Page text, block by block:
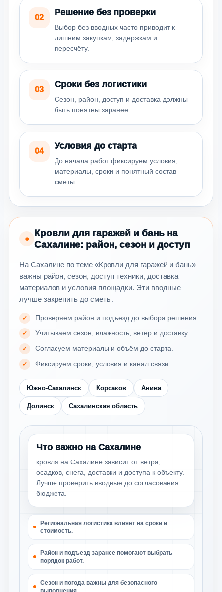
02
Решение без проверки
Выбор без вводных часто приводит к
лишним закупкам, задержкам и
пересчёту.
03
Сроки без логистики
Сезон, район, доступ и доставка должны
быть понятны заранее.
04
Условия до старта
До начала работ фиксируем условия,
материалы, сроки и понятный состав
сметы.
●
Кровли для гаражей и бань на
Сахалине: район, сезон и доступ
На Сахалине по теме «Кровли для гаражей и бань»
важны район, сезон, доступ техники, доставка
материалов и условия площадки. Эти вводные
лучше закрепить до сметы.
Проверяем район и подъезд до выбора решения.
Учитываем сезон, влажность, ветер и доставку.
Согласуем материалы и объём до старта.
Фиксируем сроки, условия и канал связи.
Южно-Сахалинск Корсаков Анива
Долинск Сахалинская область
Что важно на Сахалине
кровля на Сахалине зависит от ветра,
осадков, снега, доставки и доступа к объекту.
Лучше проверить вводные до согласования
бюджета.
Региональная логистика влияет на сроки и
стоимость.
Район и подъезд заранее помогают выбрать
порядок работ.
Сезон и погода важны для безопасного
выполнения.